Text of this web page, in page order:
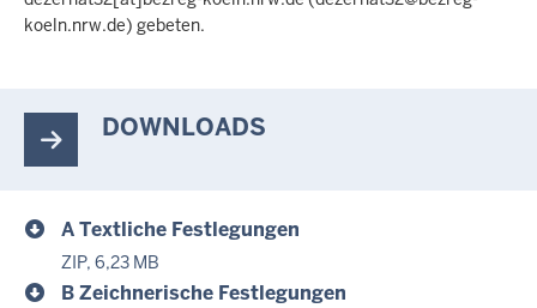
koeln.nrw.de) gebeten.
DOWNLOADS
A Textliche Festlegungen
ZIP, 6,23 MB
B Zeichnerische Festlegungen